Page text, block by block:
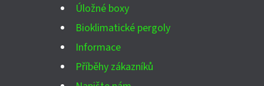
Úložné boxy
Bioklimatické pergoly
Informace
Příběhy zákazníků